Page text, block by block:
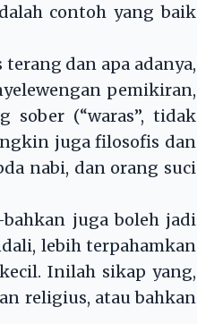
contoh yang baik
dan apa adanya,
pemikiran,
sober (“waras”, tidak
juga filosofis dan
nabi, dan orang suci
juga boleh jadi
lebih terpahamkan
Inilah sikap yang,
religius, atau bahkan